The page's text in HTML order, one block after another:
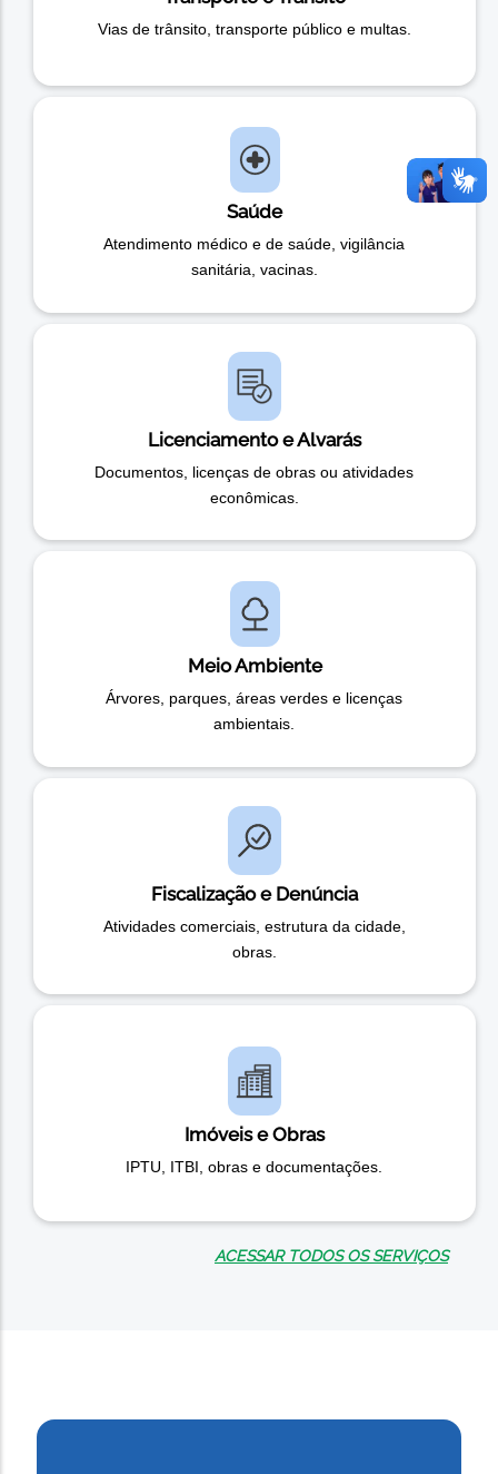
Vias de trânsito, transporte público e multas.
Saúde
Atendimento médico e de saúde, vigilância
sanitária, vacinas.
Licenciamento e Alvarás
Documentos, licenças de obras ou atividades
econômicas.
Meio Ambiente
Árvores, parques, áreas verdes e licenças
ambientais.
Fiscalização e Denúncia
Atividades comerciais, estrutura da cidade,
obras.
Imóveis e Obras
IPTU, ITBI, obras e documentações.
ACESSAR TODOS OS SERVIÇOS